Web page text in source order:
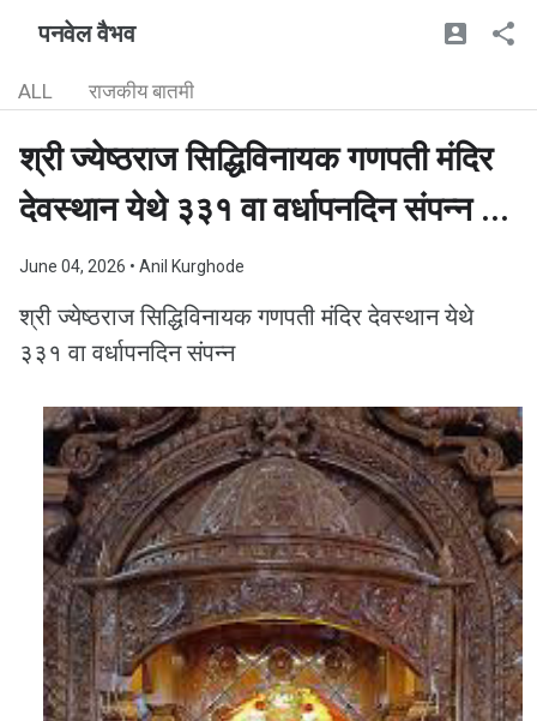
पनवेल वैभव
ALL राजकीय बातमी
श्री ज्येष्ठराज सिद्धिविनायक गणपती मंदिर
देवस्थान येथे ३३१ वा वर्धापनदिन संपन्न ...
June 04, 2026 • Anil Kurghode
श्री ज्येष्ठराज सिद्धिविनायक गणपती मंदिर देवस्थान येथे
३३१ वा वर्धापनदिन संपन्न